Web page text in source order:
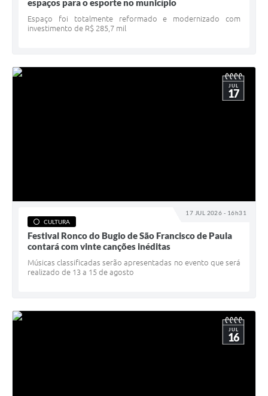
espaços para o esporte no município
Espaço foi totalmente reformado e modernizado com
investimento de R$ 285,7 mil
17 JUL 2026 - 16h31
JUL
17
CULTURA
Festival Ronco do Bugio de São Francisco de Paula
contará com vinte canções inéditas
Músicas classificadas serão apresentadas no evento que será
realizado de 13 a 15 de agosto
JUL
16